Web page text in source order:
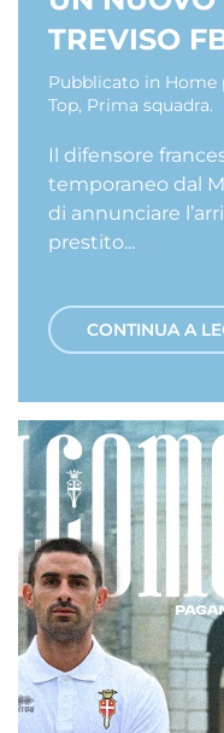
TREVISO
Pubblicato in Home
Top, Prima squadra.
Il difensore
temporaneo dal
di annunciare
prestito...
CONTINUA A